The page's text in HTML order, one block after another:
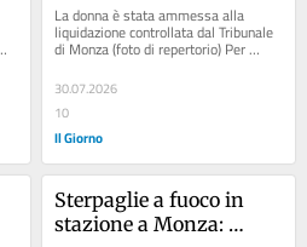
e va in crisi finanziaria:
l’aiuto del Tribunale
La donna è stata ammessa alla
liquidazione controllata dal Tribunale
di Monza (foto di repertorio) Per
approfondire: Articolo: Lissone,...
30.07.2026
10
Il Giorno
Sterpaglie a fuoco in
stazione a Monza: